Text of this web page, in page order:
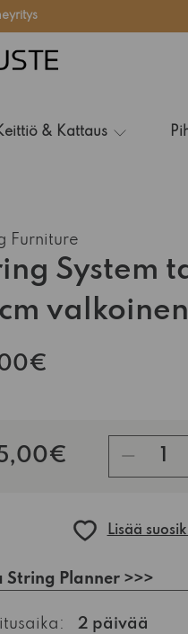
& Kattaus
Furniture
System
valkoinen
Lisää
String Planner >>>
2 päivää